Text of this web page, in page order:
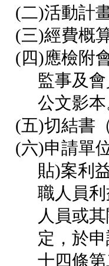
(二)活動計
(三)經費概
(四)應檢附
監事及
公文影本
(五)切結書
(六)申請單
貼)案利
職人員
人員或
定，於
十四條